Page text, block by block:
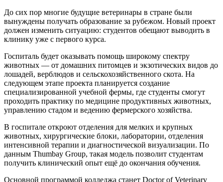
До сих пор многие будущие ветеринары в стране были
вынуждены получать образование за рубежом. Новый проект
должен изменить ситуацию: студентов обещают выводить в
клинику уже с первого курса.
Госпиталь будет оказывать помощь широкому спектру
животных — от домашних питомцев и экзотических видов до
лошадей, верблюдов и сельскохозяйственного скота. На
следующем этапе проекта планируется создание
специализированной учебной фермы, где студенты смогут
проходить практику по медицине продуктивных животных,
управлению стадом и ведению фермерского хозяйства.
В госпитале откроют отделения для мелких и крупных
животных, хирургические блоки, лаборатории, отделения
интенсивной терапии и диагностической визуализации. По
данным Thumbay Group, такая модель позволит студентам
получить клинический опыт ещё до окончания обучения.
Основной программой колледжа станет Doctor of Veterinary